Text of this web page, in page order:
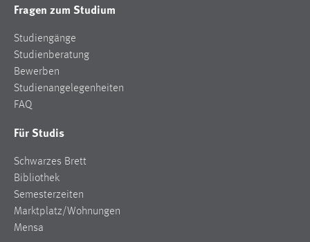
Fragen zum Studium
Studiengänge
Studienberatung
Bewerben
Studienangelegenheiten
FAQ
Für Studis
Schwarzes Brett
Bibliothek
Semesterzeiten
Marktplatz/Wohnungen
Mensa
Name:
Zweck:
Für performante Seitenauslieferung wird in diesem Cookie
gespeichert, ob man eingeloggt ist.
Sprachpräferenz
Name:
Zweck:
Das Cookie speichert die gewählte Sprache der Website.